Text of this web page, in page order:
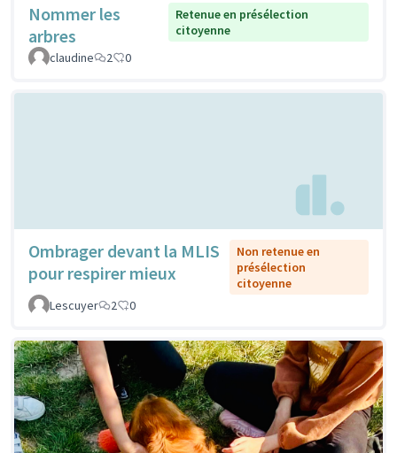
Nommer les
arbres
Retenue en présélection
citoyenne
claudine
2 0
Ombrager devant la MLIS
pour respirer mieux
Non retenue en
présélection
citoyenne
Lescuyer
2 0